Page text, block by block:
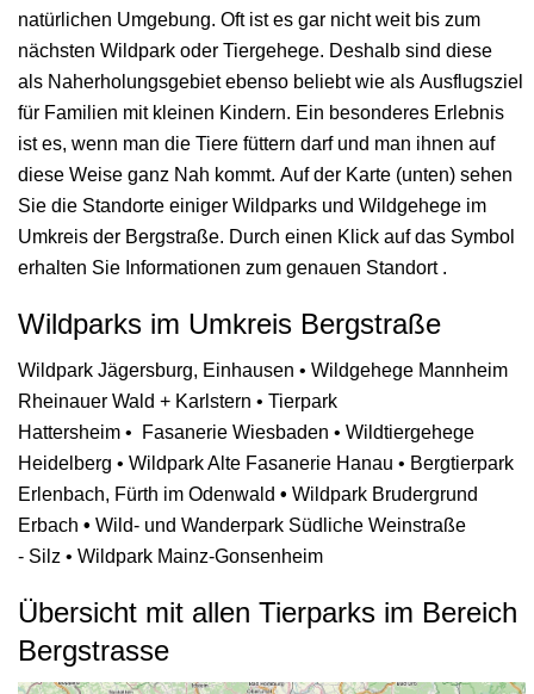
natürlichen Umgebung. Oft ist es gar nicht weit bis zum
nächsten Wildpark oder Tiergehege. Deshalb sind diese
als Naherholungsgebiet ebenso beliebt wie als Ausflugsziel
für Familien mit kleinen Kindern. Ein besonderes Erlebnis
ist es, wenn man die Tiere füttern darf und man ihnen auf
diese Weise ganz Nah kommt. Auf der Karte (unten) sehen
Sie die Standorte einiger Wildparks und Wildgehege im
Umkreis der Bergstraße. Durch einen Klick auf das Symbol
erhalten Sie Informationen zum genauen Standort .
Wildparks im Umkreis Bergstraße
Wildpark Jägersburg, Einhausen • Wildgehege Mannheim
Rheinauer Wald + Karlstern • Tierpark
Hattersheim •
Fasanerie Wiesbaden • Wildtiergehege
Heidelberg • Wildpark Alte Fasanerie Hanau • Bergtierpark
Erlenbach, Fürth im Odenwald • Wildpark Brudergrund
Erbach • Wild- und Wanderpark Südliche Weinstraße
- Silz • Wildpark Mainz-Gonsenheim
Übersicht mit allen Tierparks im Bereich
Bergstrasse